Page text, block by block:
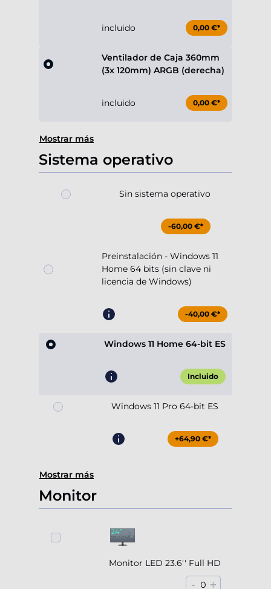
incluido 0,00 €*
Ventilador de Caja 360mm
(3x 120mm) ARGB (derecha)
incluido 0,00 €*
Mostrar más
Sistema operativo
Sin sistema operativo
-60,00 €*
Preinstalación - Windows 11
Home 64 bits (sin clave ni
licencia de Windows)
-40,00 €*
Windows 11 Home 64-bit ES
Incluido
Windows 11 Pro 64-bit ES
+64,90 €*
Mostrar más
Monitor
Monitor LED 23.6'' Full HD
- 0 +